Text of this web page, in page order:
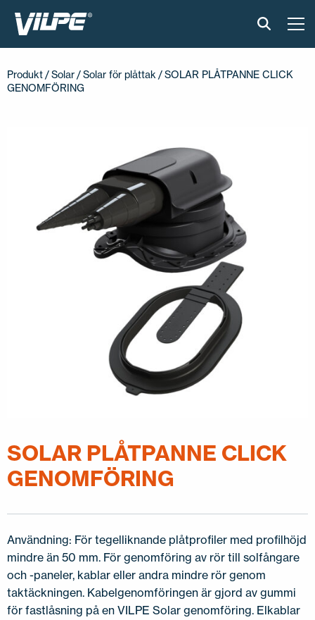
INSTALLATION OCH MATERIAL
AKTUELLT
KONTAKTA OSS
SV-FI LT LV ET
Produkt /Solar /Solar för plåttak / SOLAR PLÅTPANNE CLICK
GENOMFÖRING
SOLAR PLÅTPANNE CLICK
GENOMFÖRING
Användning: För tegelliknande plåtprofiler med profilhöjd
mindre än 50 mm. För genomföring av rör till solfångare
och -paneler, kablar eller andra mindre rör genom
taktäckningen. Kabelgenomföringen är gjord av gummi
för fastlåsning på en VILPE Solar genomföring. Elkablar